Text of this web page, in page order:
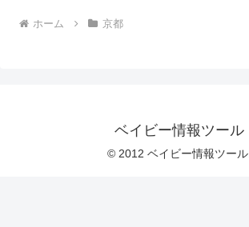
ホーム 京都
ベイビー情報ツール
© 2012 ベイビー情報ツール.